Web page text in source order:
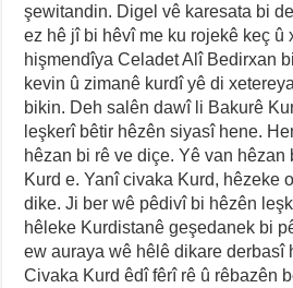
şewitandin. Digel vê karesata bi
ez hê jî bi hêvî me ku rojekê keç û
hişmendîya Celadet Alî Bedirxan
kevin û zimanê kurdî yê di
bikin. Deh salên dawî li Bakurê
leşkerî bêtir hêzên siyasî hene.
hêzan bi rê ve diçe. Yê van hêzan
Kurd e. Yanî civaka Kurd, hêzeke
dike. Ji ber wê pêdivî bi hêzên
hêleke Kurdistanê geşedanek bi
ew auraya wê hêlê dikare derbasî
Civaka Kurd êdî fêrî rê û rêbazên